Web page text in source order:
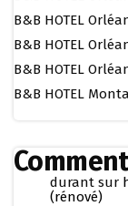
B&B HOTEL
B&B HOTEL
B&B HOTEL
B&B HOTEL
durant sur
(rénové)